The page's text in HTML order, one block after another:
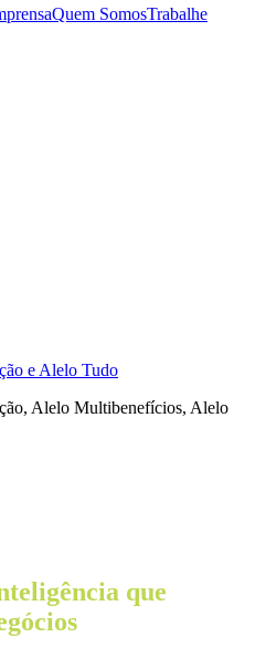
Quem SomosTrabalhe
e Alelo Tudo
Alelo Multibenefícios, Alelo
que